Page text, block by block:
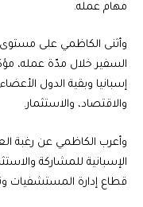
مهام عمله.
وأثنى الكاظمي على مستوى
السفير خلال مدّة عمله،
إسبانيا وبقية الدول
والاقتصاد، والاستثمار.
وأعرب الكاظمي عن رغبة
الإسبانية للمشاركة
قطاع إدارة المستشفيات